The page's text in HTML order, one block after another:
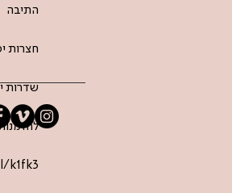
התיבה
חצרות
שדרות ירושלים
k1fk3